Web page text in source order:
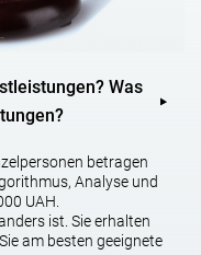
– 3723 UAH) sowie
Genehmigung auch bei
zur Verfügung!
Beschäftigung von
es möglich, einen
Unternehmern (SDS)
Was
betragen
Analyse und
UAH.
ist. Sie erhalten
am besten geeignete